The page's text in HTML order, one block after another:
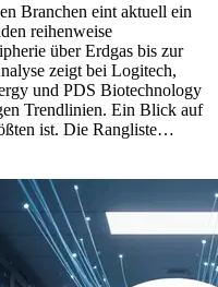
Branchen eint aktuell ein
reihenweise
über Erdgas bis zur
zeigt bei Logitech,
und PDS Biotechnology
Trendlinien. Ein Blick auf
ist. Die Rangliste…